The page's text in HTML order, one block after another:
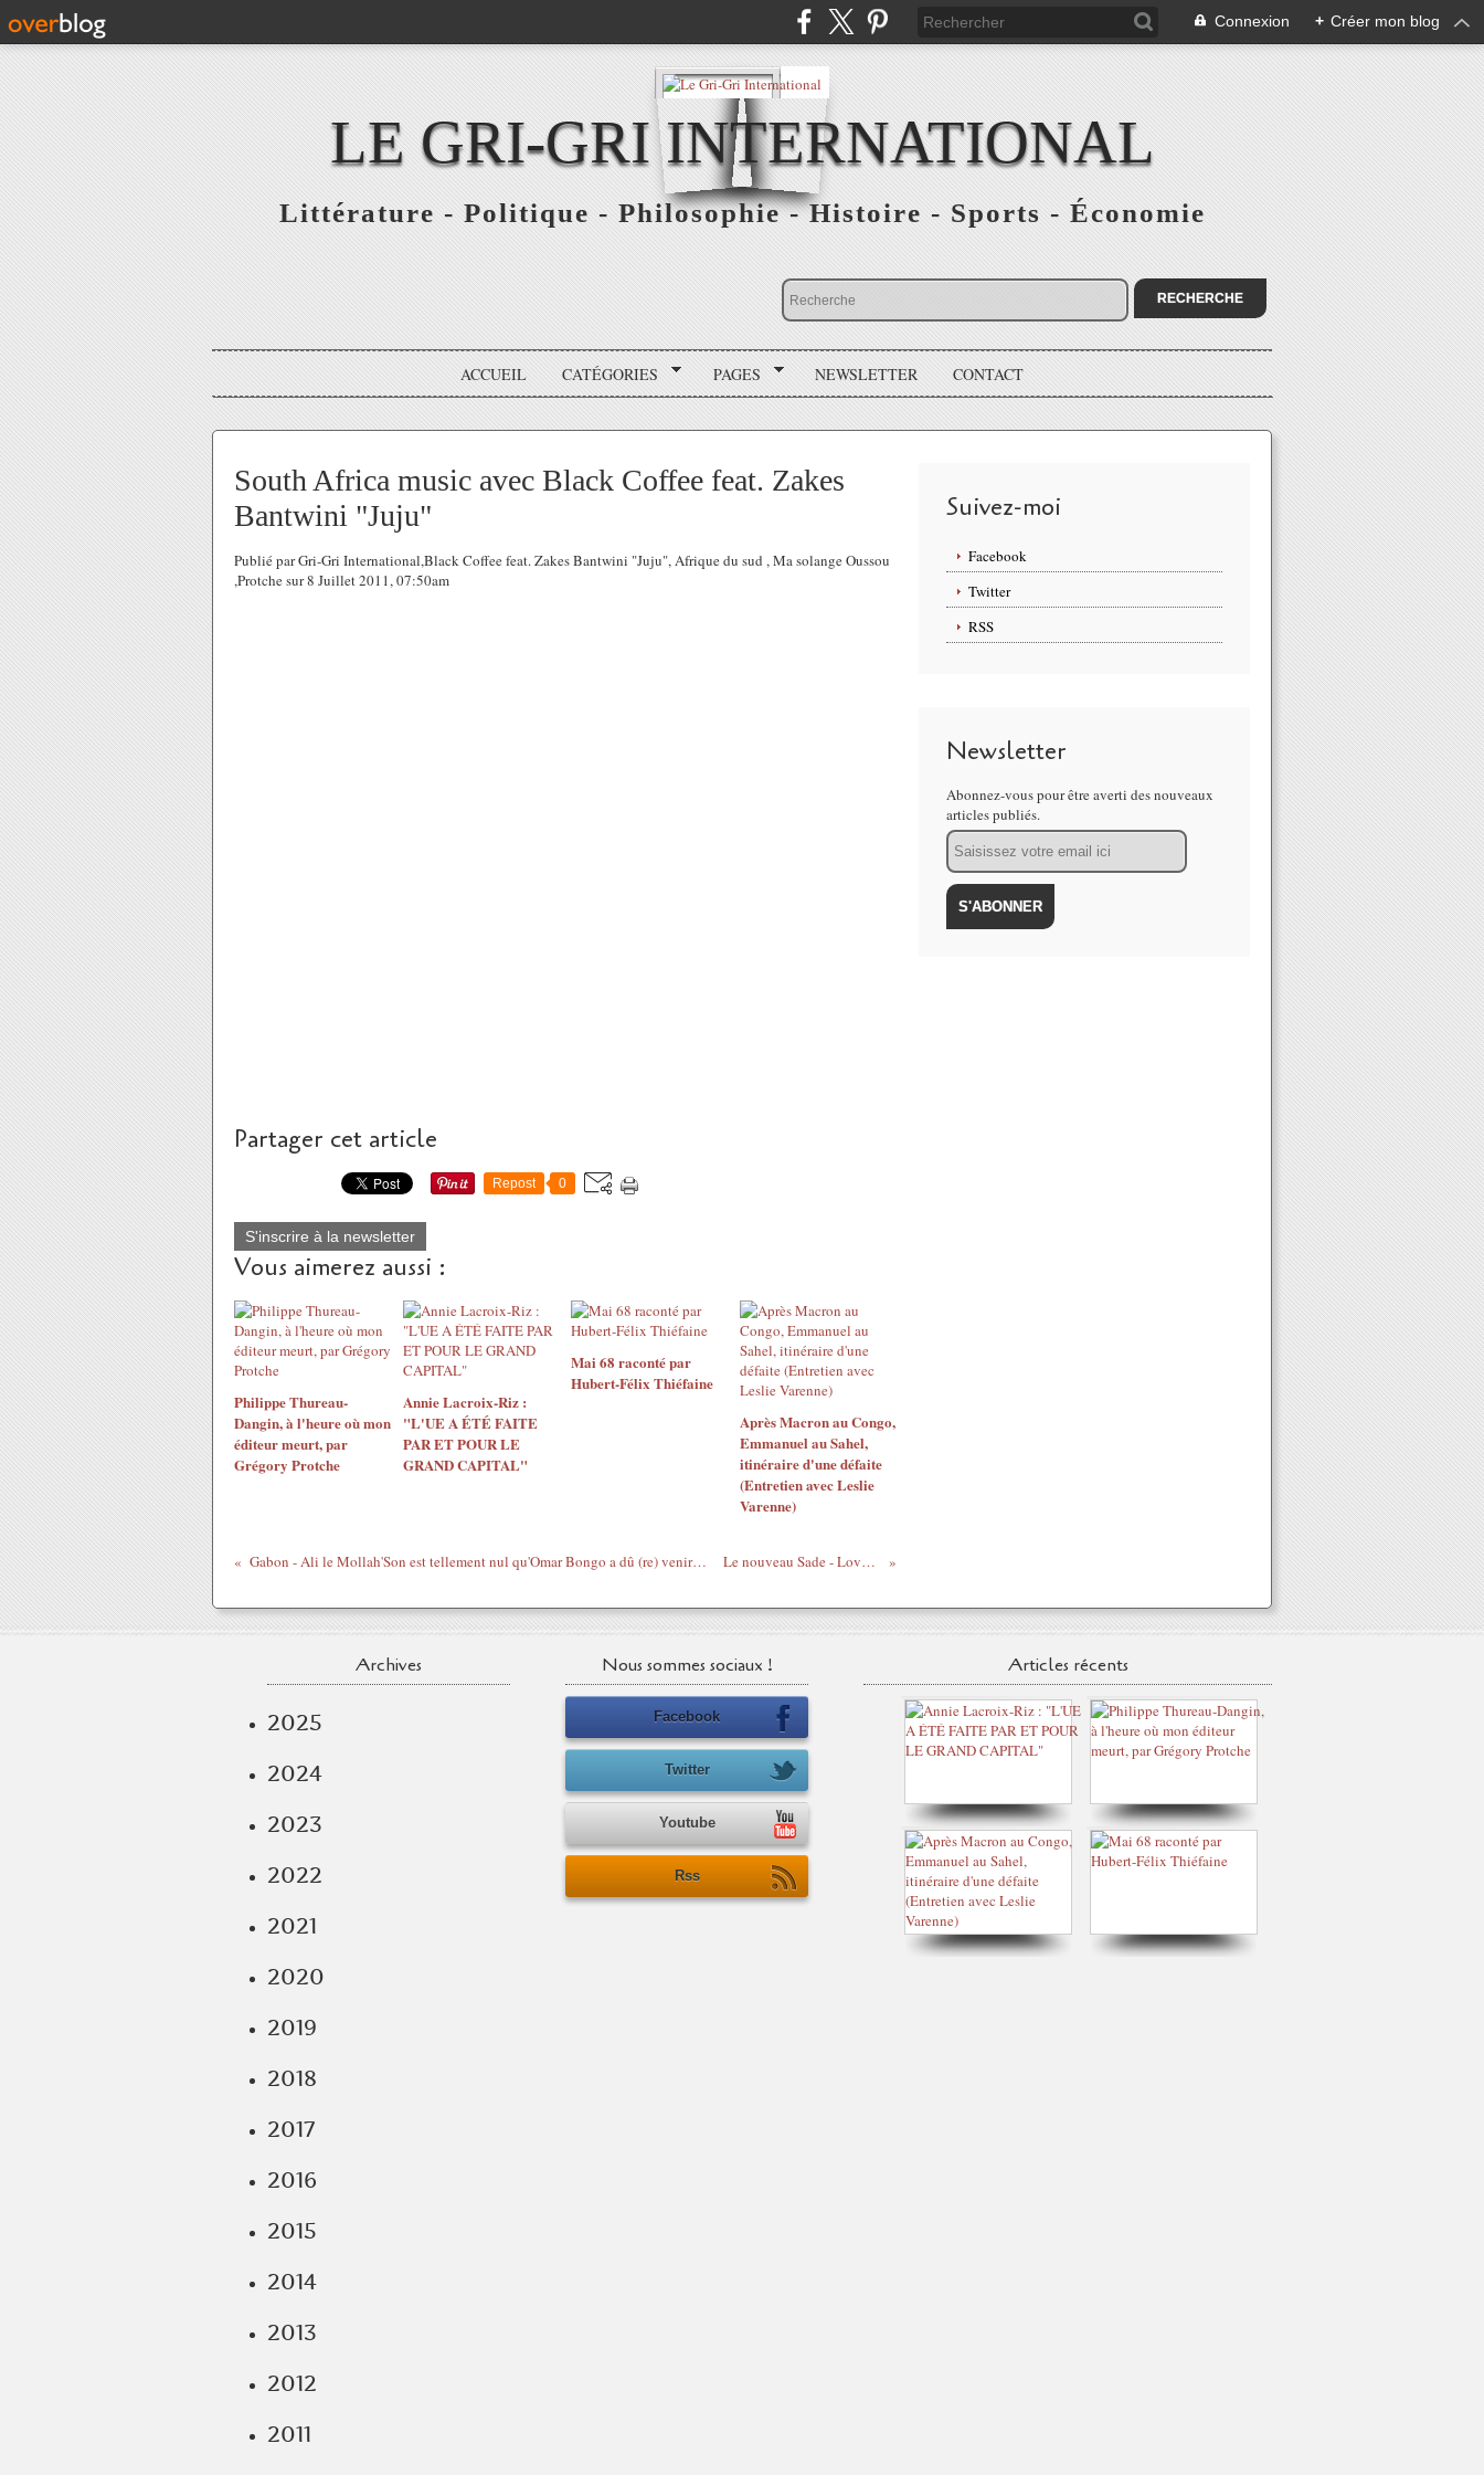
Connexion + Créer mon blog
LE GRI-GRI INTERNATIONAL
Littérature - Politique - Philosophie - Histoire - Sports - Économie
ACCUEIL CATÉGORIES PAGES NEWSLETTER CONTACT
South Africa music avec Black Coffee feat. Zakes
Bantwini "Juju"
Publié par Gri-Gri International,Black Coffee feat. Zakes Bantwini "Juju", Afrique du sud , Ma solange Oussou
,Protche sur 8 Juillet 2011, 07:50am
Partager cet article
Repost 0
S'inscrire à la newsletter
Vous aimerez aussi :
Philippe Thureau-
Dangin, à l'heure où mon
éditeur meurt, par
Grégory Protche
Annie Lacroix-Riz :
"L'UE A ÉTÉ FAITE
PAR ET POUR LE
GRAND CAPITAL"
Mai 68 raconté par
Hubert-Félix Thiéfaine
Après Macron au Congo,
Emmanuel au Sahel,
itinéraire d'une défaite
(Entretien avec Leslie
Varenne)
Gabon - Ali le Mollah'Son est tellement nul qu'Omar Bongo a dû (re) venir à Malabo à sa place ! Le nouveau Sade - Love Is Found
Suivez-moi
Facebook
Twitter
RSS
Newsletter
Abonnez-vous pour être averti des nouveaux
articles publiés.
Email
Archives
2025
2024
2023
2022
2021
2020
2019
2018
2017
2016
2015
2014
2013
2012
2011
Nous sommes sociaux !
Facebook
Twitter
Youtube
Rss
Articles récents